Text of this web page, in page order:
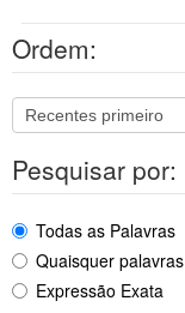
Ordem:
Pesquisar por:
Todas as Palavras
Quaisquer palavras
Expressão Exata